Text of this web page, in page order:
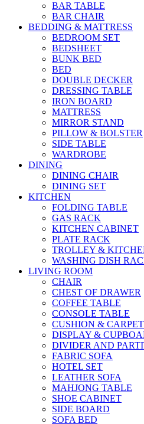
BAR TABLE
BAR CHAIR
BEDDING & MATTRESS
BEDROOM SET
BEDSHEET
BUNK BED
BED
DOUBLE DECKER
DRESSING TABLE
IRON BOARD
MATTRESS
MIRROR STAND
PILLOW & BOLSTER
SIDE TABLE
WARDROBE
DINING
DINING CHAIR
DINING SET
KITCHEN
FOLDING TABLE
GAS RACK
KITCHEN CABINET
PLATE RACK
TROLLEY &
WASHING DISH
LIVING ROOM
CHAIR
CHEST OF DRAWER
COFFEE TABLE
CONSOLE TABLE
CUSHION & CARPET
DISPLAY &
DIVIDER AND
FABRIC SOFA
HOTEL SET
LEATHER SOFA
MAHJONG TABLE
SHOE CABINET
SIDE BOARD
SOFA BED